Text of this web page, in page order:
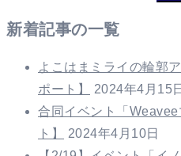
新着記事の一覧
よこはまミライの輪郭
ポート】
2024年4月15日
合同イベント「
ト】
2024年4月10日